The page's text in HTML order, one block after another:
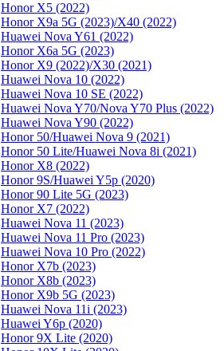
Honor X5 (2022)
Honor X9a 5G (2023)/Х40 (2022)
Huawei Nova Y61 (2022)
Honor X6a 5G (2023)
Honor X9 (2022)/Х30 (2021)
Huawei Nova 10 (2022)
Huawei Nova 10 SE (2022)
Huawei Nova Y70/Nova Y70 Plus (2022)
Huawei Nova Y90 (2022)
Honor 50/Huawei Nova 9 (2021)
Honor 50 Lite/Huawei Nova 8i (2021)
Honor X8 (2022)
Honor 9S/Huawei Y5p (2020)
Honor 90 Lite 5G (2023)
Honor X7 (2022)
Huawei Nova 11 (2023)
Huawei Nova 11 Pro (2023)
Huawei Nova 10 Pro (2022)
Honor X7b (2023)
Honor X8b (2023)
Honor X9b 5G (2023)
Huawei Nova 11i (2023)
Huawei Y6p (2020)
Honor 9X Lite (2020)